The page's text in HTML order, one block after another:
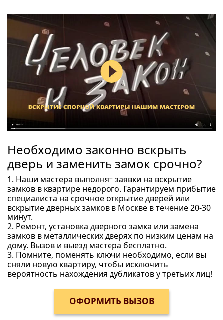
Необходимо законно вскрыть
дверь и заменить замок срочно?
1. Наши мастера выполнят заявки на вскрытие
замков в квартире недорого. Гарантируем прибытие
специалиста на срочное открытие дверей или
вскрытие дверных замков в Москве в течение 20-30
минут.
2. Ремонт, установка дверного замка или замена
замков в металлических дверях по низким ценам на
дому. Вызов и выезд мастера бесплатно.
3. Помните, поменять ключи необходимо, если вы
сняли новую квартиру, чтобы исключить
вероятность нахождения дубликатов у третьих лиц!